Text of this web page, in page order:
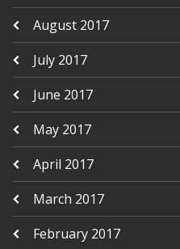
August 2017
July 2017
June 2017
May 2017
April 2017
March 2017
February 2017